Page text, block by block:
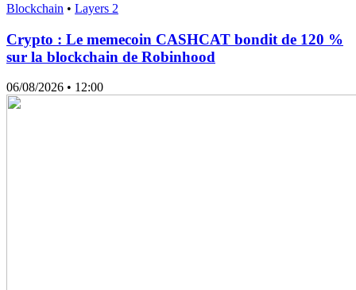
Blockchain • Layers 2
Crypto : Le memecoin CASHCAT bondit de 120 %
sur la blockchain de Robinhood
06/08/2026 • 12:00